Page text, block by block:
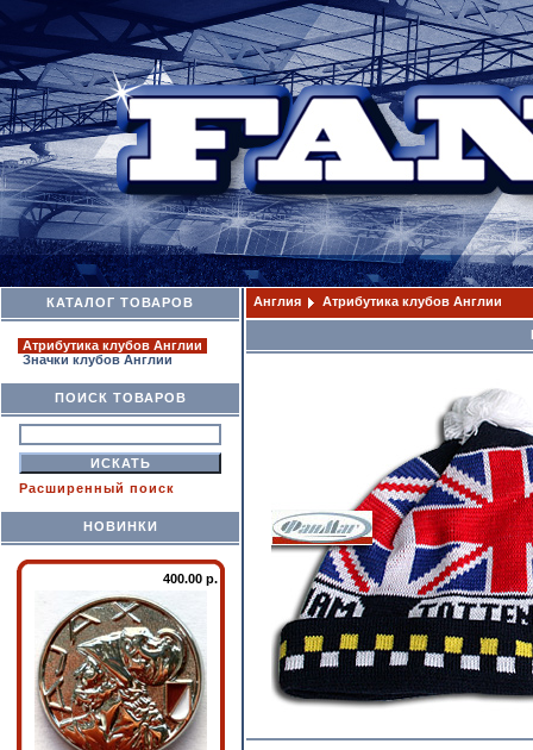
КАТАЛОГ ТОВАРОВ
Атрибутика клубов Англии
Значки клубов Англии
ПОИСК ТОВАРОВ
Расширенный поиск
НОВИНКИ
400.00 р.
Англия Атрибутика клубов Англии